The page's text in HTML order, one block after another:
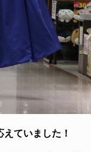
ていました！